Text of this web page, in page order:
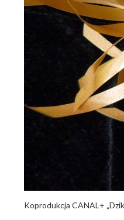
Koprodukcja CANAL+